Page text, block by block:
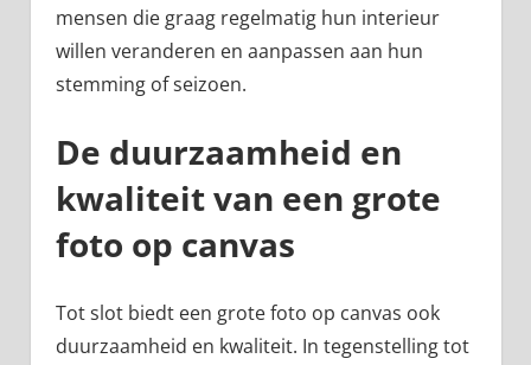
mensen die graag regelmatig hun interieur
willen veranderen en aanpassen aan hun
stemming of seizoen.
De duurzaamheid en
kwaliteit van een grote
foto op canvas
Tot slot biedt een grote foto op canvas ook
duurzaamheid en kwaliteit. In tegenstelling tot